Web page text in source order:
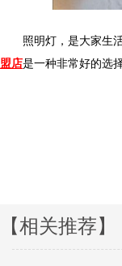
照明灯，是大家生
盟店是一种非常好的选择
【相关推荐】